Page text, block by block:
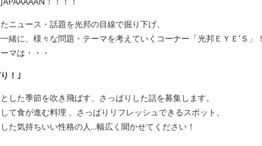
ニュース・話題を光邦の目線で掘り下げ、
緒に、様々な問題・テーマを考えていくコーナー「光邦ＥＹＥ’Ｓ」！
マは・・・
！ ｣
した季節を吹き飛ばす、さっぱりした話を募集します。
て食が進む料理 、さっぱりリフレッシュできるスポット、
た気持ちいい性格の人…幅広く聞かせてください！